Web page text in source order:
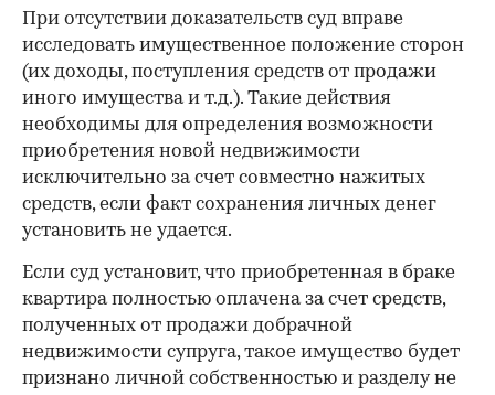
При отсутствии доказательств суд вправе
исследовать имущественное положение сторон
(их доходы, поступления средств от продажи
иного имущества и т.д.). Такие действия
необходимы для определения возможности
приобретения новой недвижимости
исключительно за счет совместно нажитых
средств, если факт сохранения личных денег
установить не удается.
Если суд установит, что приобретенная в браке
квартира полностью оплачена за счет средств,
полученных от продажи добрачной
недвижимости супруга, такое имущество будет
признано личной собственностью и разделу не